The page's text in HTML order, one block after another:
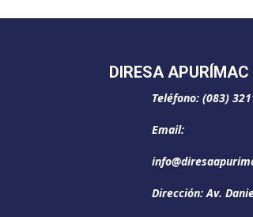
DIRESA APURÍMAC
Teléfono: (083)
Email:
Dirección: Av.